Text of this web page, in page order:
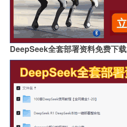
DeepSeek全套部署资料免费下载